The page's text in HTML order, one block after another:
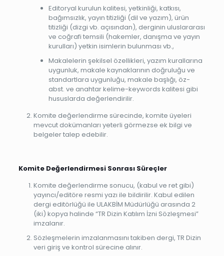
Editoryal kurulun kalitesi, yetkinliği, katkısı,
bağımsızlık, yayın titizliği (dil ve yazım), ürün
titizliği (dizgi vb. açısından), derginin uluslararası
ve coğrafi temsili (hakemler, danışma ve yayın
kurulları) yetkin isimlerin bulunması vb.,
Makalelerin şekilsel özellikleri, yazım kurallarına
uygunluk, makale kaynaklarının doğruluğu ve
standartlara uygunluğu, makale başlığı, öz-
abst. ve anahtar kelime-keywords kalitesi gibi
hususlarda değerlendirilir.
Komite değerlendirme sürecinde, komite üyeleri
mevcut dokümanları yeterli görmezse ek bilgi ve
belgeler talep edebilir.
Komite Değerlendirmesi Sonrası Süreçler
Komite değerlendirme sonucu, (kabul ve ret gibi)
yayıncı/editöre resmi yazı ile bildirilir. Kabul edilen
dergi editörlüğü ile ULAKBİM Müdürlüğü arasında 2
(iki) kopya halinde “TR Dizin Katılım İzni Sözleşmesi”
imzalanır.
Sözleşmelerin imzalanmasını takiben dergi, TR Dizin
veri giriş ve kontrol sürecine alınır.